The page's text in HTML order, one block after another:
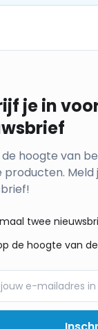
je in
de hoogte van
producten. Meld
twee
de hoogte van